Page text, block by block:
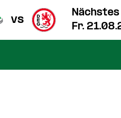
vs
Nächstes
Fr.